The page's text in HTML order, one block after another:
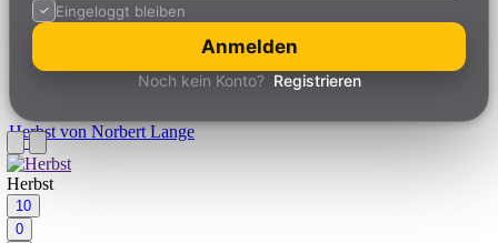
Eingeloggt bleiben
Anmelden
Noch kein Konto? Registrieren
Herbstvon Norbert Lange
Herbst
10
0